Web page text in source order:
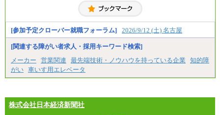
・高専卒（専攻科）／月給206,400円
・高専卒（本科）月給197,800円
・短大卒／月給197,800円
・専門卒（2年）／月給197,800円
※試用期間中も給与に変更はございません。
中途：
（１）（２）
月給：270,000円～
想定年収：490万円～1,100万円
・1,090万円/38歳・月給59万円 *残業代・家族手当
対象外
[参加予定クローバー就職フォーラム] 2026/9/12 (土) 名古屋
[関連する障がい者求人・採用キーワード検索]
メーカー
営業関連 最先端技術・ノウハウを持っている企業
知的障
がい 車いす用エレベータ
株式会社日本経済新聞社